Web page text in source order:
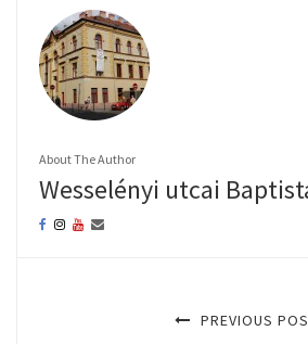
About The Author
Wesselényi utcai
PREVIOUS